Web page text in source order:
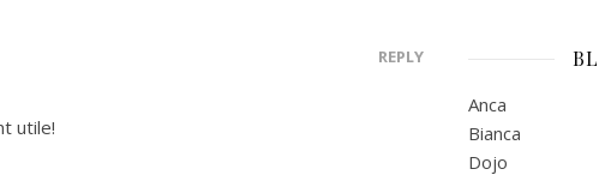
REPLY
utile!
Anca
Bianca
Dojo